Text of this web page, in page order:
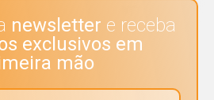
newsletter e receba
exclusivos em
mão